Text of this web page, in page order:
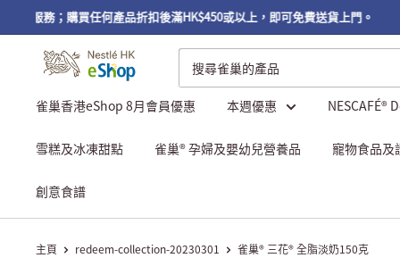
服務；購買任何產品折扣後滿HK$450或以上，即可免費送貨上門。
雀巢香港eShop 8月會員優惠 本週優惠 NESCAFÉ®
雪糕及冰凍甜點 雀巢® 孕婦及嬰幼兒營養品 寵物食品及
創意食譜
主頁 redeem-collection-20230301 雀巢® 三花® 全脂淡奶150克